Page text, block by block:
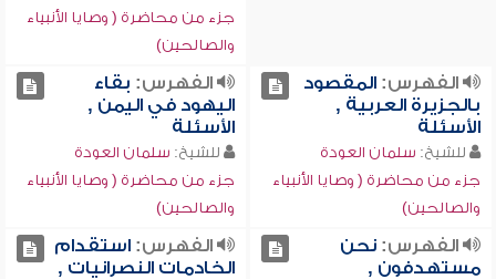
جزء من محاضرة ( وصايا الأنبياء
والصالحين)
الفهرس:المقصود
بالجزيرة العربية ,
الأسئلة
للشيخ: سلمان العودة
جزء من محاضرة ( وصايا الأنبياء
والصالحين)
الفهرس: بقاء
اليهود في اليمن ,
الأسئلة
للشيخ: سلمان العودة
جزء من محاضرة ( وصايا الأنبياء
والصالحين)
الفهرس:نحن
مستهدفون ,
الفهرس:استقدام
الخادمات النصرانيات ,